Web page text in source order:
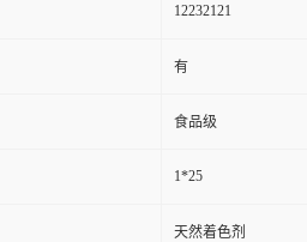
12232121
有
食品级
1*25
天然着色剂